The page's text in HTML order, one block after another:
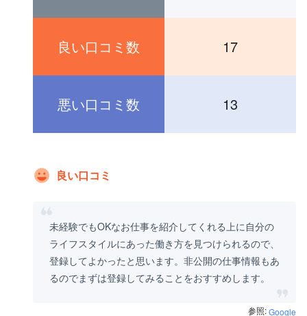
良い口コミ数 17
悪い口コミ数 13
良い口コミ
未経験でもOKなお仕事を紹介してくれる上に自分の
ライフスタイルにあった働き方を見つけられるので、
登録してよかったと思います。非公開の仕事情報もあ
るのでまずは登録してみることをおすすめします。
参照:Google